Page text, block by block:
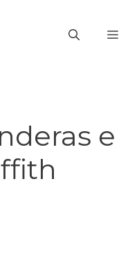
e